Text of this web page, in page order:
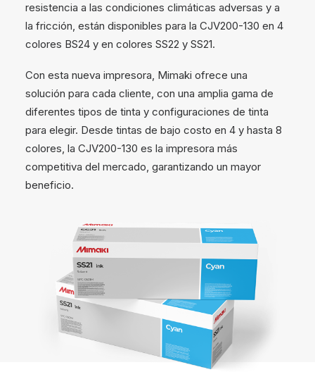
resistencia a las condiciones climáticas adversas y a
la fricción, están disponibles para la CJV200-130 en 4
colores BS24 y en colores SS22 y SS21.
Con esta nueva impresora, Mimaki ofrece una
solución para cada cliente, con una amplia gama de
diferentes tipos de tinta y configuraciones de tinta
para elegir. Desde tintas de bajo costo en 4 y hasta 8
colores, la CJV200-130 es la impresora más
competitiva del mercado, garantizando un mayor
beneficio.